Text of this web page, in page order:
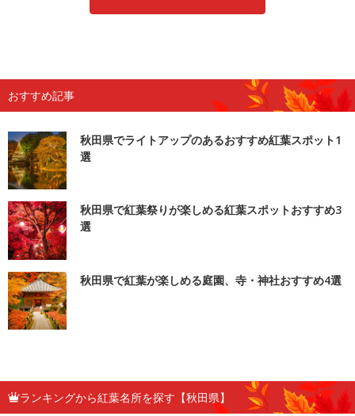
おすすめ記事
秋田県でライトアップのあるおすすめ紅葉スポット1
選
秋田県で紅葉祭りが楽しめる紅葉スポットおすすめ3
選
秋田県で紅葉が楽しめる庭園、寺・神社おすすめ4選
ランキングから紅葉名所を探す【秋田県】